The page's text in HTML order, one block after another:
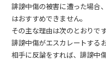
誹謗中傷の被害に遭った場合
はおすすめできません。
その主な理由は次のとおりです
誹謗中傷がエスカレートする
相手に反論をすれば、誹謗中